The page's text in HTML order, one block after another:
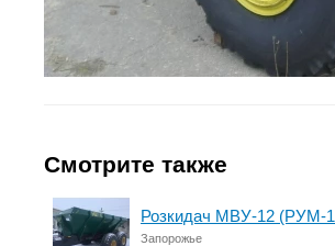
Смотрите также
Розкидач МВУ-12 (РУМ-
Запорожье